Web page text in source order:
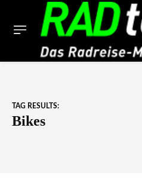
TAG RESULTS:
Bikes